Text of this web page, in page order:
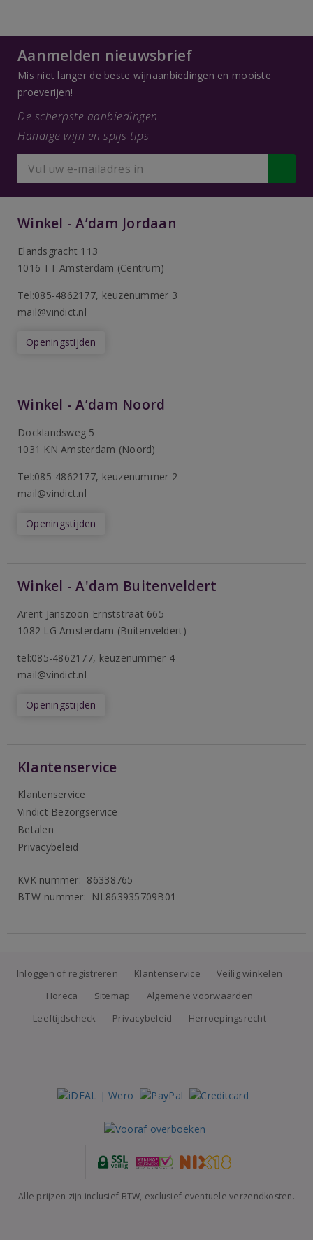
Aanmelden nieuwsbrief
Mis niet langer de beste wijnaanbiedingen en mooiste
proeverijen!
De scherpste aanbiedingen
Handige wijn en spijs tips
Winkel - A’dam Jordaan
Elandsgracht 113
1016 TT Amsterdam (Centrum)
Tel:085-4862177, keuzenummer 3
mail@vindict.nl
Openingstijden
Winkel - A’dam Noord
Docklandsweg 5
1031 KN Amsterdam (Noord)
Tel:085-4862177, keuzenummer 2
mail@vindict.nl
Openingstijden
Winkel - A'dam Buitenveldert
Arent Janszoon Ernststraat 665
1082 LG Amsterdam (Buitenveldert)
tel:085-4862177, keuzenummer 4
mail@vindict.nl
Openingstijden
Klantenservice
Klantenservice
Vindict Bezorgservice
Betalen
Privacybeleid
KVK nummer: 86338765
BTW-nummer: NL863935709B01
Inloggen of registreren Klantenservice
Veilig winkelen
Horeca
Sitemap
Algemene voorwaarden
Leeftijdscheck
Privacybeleid Herroepingsrecht
Alle prijzen zijn inclusief BTW, exclusief eventuele verzendkosten.